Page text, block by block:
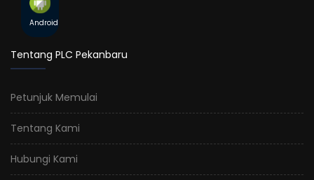
Android
Tentang PLC Pekanbaru
Petunjuk Memulai
Tentang Kami
Hubungi Kami